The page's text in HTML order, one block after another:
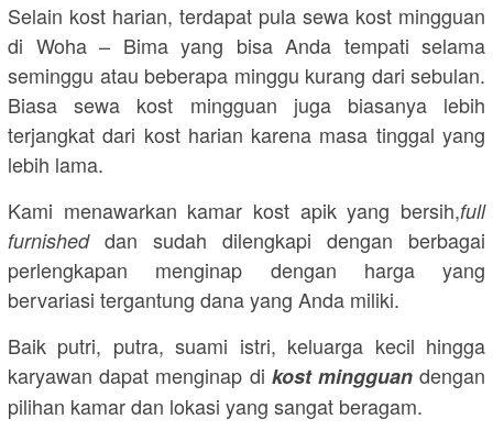
Selain kost harian, terdapat pula sewa kost mingguan
di Woha – Bima yang bisa Anda tempati selama
seminggu atau beberapa minggu kurang dari sebulan.
Biasa sewa kost mingguan juga biasanya lebih
terjangkat dari kost harian karena masa tinggal yang
lebih lama.
Kami menawarkan kamar kost apik yang bersih,full
furnished dan sudah dilengkapi dengan berbagai
perlengkapan menginap dengan harga yang
bervariasi tergantung dana yang Anda miliki.
Baik putri, putra, suami istri, keluarga kecil hingga
karyawan dapat menginap di kost mingguandengan
pilihan kamar dan lokasi yang sangat beragam.